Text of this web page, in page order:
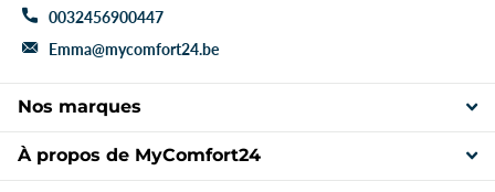
0032456900447
Emma@mycomfort24.be
Nos marques
À propos de MyComfort24